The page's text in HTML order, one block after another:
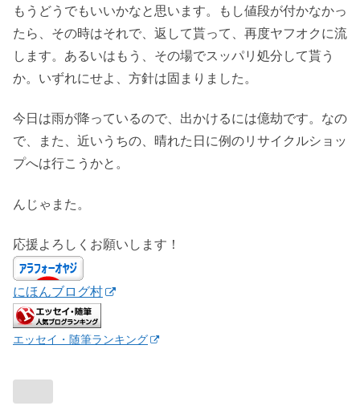
もうどうでもいいかなと思います。もし値段が付かなかっ
たら、その時はそれで、返して貰って、再度ヤフオクに流
します。あるいはもう、その場でスッパリ処分して貰う
か。いずれにせよ、方針は固まりました。
今日は雨が降っているので、出かけるには億劫です。なの
で、また、近いうちの、晴れた日に例のリサイクルショッ
プへは行こうかと。
んじゃまた。
応援よろしくお願いします！
にほんブログ村
エッセイ・随筆ランキング